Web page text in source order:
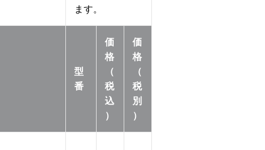
ます。
型
番
価
格
（
税
込
）
価
格
（
税
別
）